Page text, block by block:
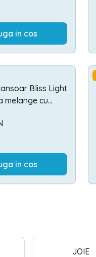
in cos
Bliss Light
melange cu
in cos
JOIE